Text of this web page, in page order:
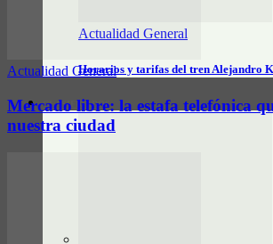
Actualidad General
Horarios y tarifas del tren Alejandro
CLASIFICADOS
Actualidad General
Mercado libre: la estafa telefónica
nuestra ciudad